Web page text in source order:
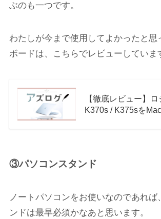
ぶのも一つです。
わたしが今まで使用してよかったと思
ボードは、こちらでレビューしていま
【徹底レビュー】
K370s / K375sを
③パソコンスタンド
ノートパソコンをお使いなのであれば
ンドは最早必須かなあと思います。